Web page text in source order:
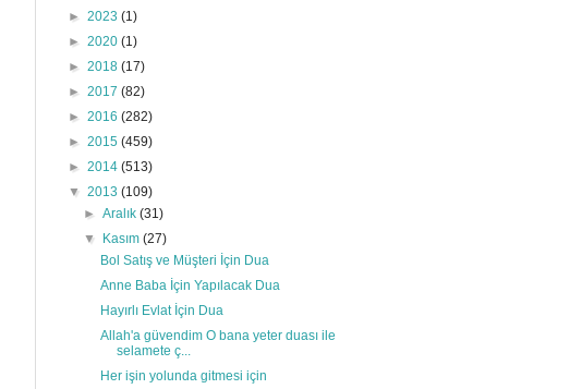
► 2023 (1)
► 2020 (1)
► 2018 (17)
► 2017 (82)
► 2016 (282)
► 2015 (459)
► 2014 (513)
▼ 2013 (109)
►Aralık(31)
▼
Kasım(27)
Bol Satış ve Müşteri İçin Dua
Anne Baba İçin Yapılacak Dua
Hayırlı Evlat İçin Dua
Allah'a güvendim O bana yeter duası ile
selamete ç...
Her işin yolunda gitmesi için